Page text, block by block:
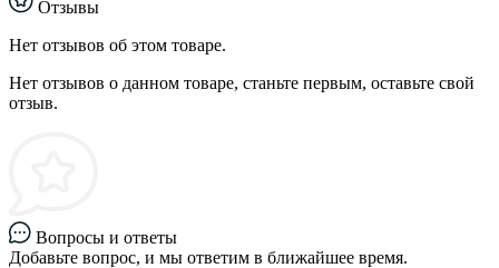
Отзывы
Нет отзывов об этом товаре.
Нет отзывов о данном товаре, станьте первым, оставьте свой
отзыв.
Вопросы и ответы
Добавьте вопрос, и мы ответим в ближайшее время.